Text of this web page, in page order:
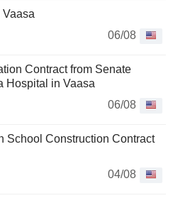
06/08
Contract from Senate
Hospital in Vaasa
06/08
School Construction Contract
04/08